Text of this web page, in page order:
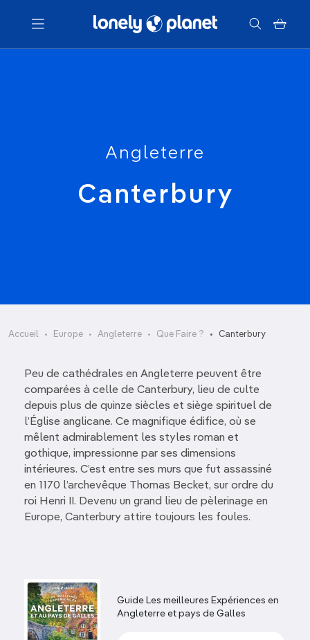
Menu
Angleterre
Canterbury
Accueil Europe Angleterre Que Faire ? Canterbury
Peu de cathédrales en Angleterre peuvent être
comparées à celle de Canterbury, lieu de culte
depuis plus de quinze siècles et siège spirituel de
l’Église anglicane. Ce magnifique édifice, où se
mêlent admirablement les styles roman et
gothique, impressionne par ses dimensions
intérieures. C’est entre ses murs que fut assassiné
en 1170 l’archevêque Thomas Becket, sur ordre du
roi Henri II. Devenu un grand lieu de pèlerinage en
Europe, Canterbury attire toujours les foules.
Guide Les meilleures Expériences en
Angleterre et pays de Galles